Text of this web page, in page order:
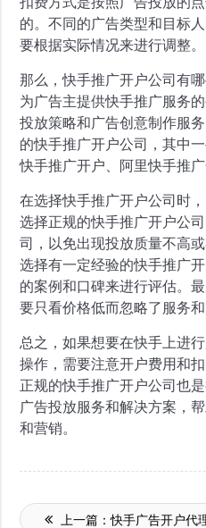
的。不同的广告类型和目标
要根据实际情况来进行调整。
那么，快手推广开户公司有
为广告主提供快手推广服务
投放策略和广告创意制作服
的快手推广开户公司，其中
快手推广开户、阿里快手推广
在选择快手推广开户公司时
选择正规的快手推广开户公
司，以免出现投放质量不高
选择有一定经验的快手推广
的案例和口碑来进行评估。
要只看价格低而忽略了服务和
总之，如果想要在快手上进
操作，需要注意开户费用和
正规的快手推广开户公司也
广告投放服务和解决方案，
和营销。
上一篇：快手广告开户代